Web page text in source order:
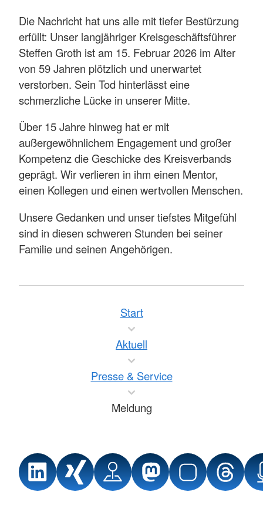
Die Nachricht hat uns alle mit tiefer Bestürzung
erfüllt: Unser langjähriger Kreisgeschäftsführer
Steffen Groth ist am 15. Februar 2026 im Alter
von 59 Jahren plötzlich und unerwartet
verstorben. Sein Tod hinterlässt eine
schmerzliche Lücke in unserer Mitte.
Über 15 Jahre hinweg hat er mit
außergewöhnlichem Engagement und großer
Kompetenz die Geschicke des Kreisverbands
geprägt. Wir verlieren in ihm einen Mentor,
einen Kollegen und einen wertvollen Menschen.
Unsere Gedanken und unser tiefstes Mitgefühl
sind in diesen schweren Stunden bei seiner
Familie und seinen Angehörigen.
Start
Aktuell
Presse & Service
Meldung